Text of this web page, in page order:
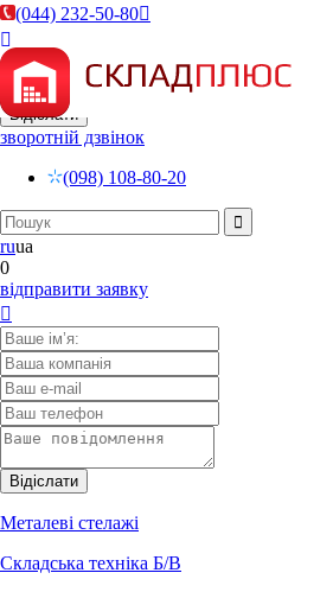
(044) 232-50-80

зворотній дзвінок
(098) 108-80-20
ruua
0
відправити заявку

Металеві стелажі
Складська техніка Б/В